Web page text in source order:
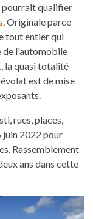
pourrait qualifier
. Originale parce
tout entier qui
de l'automobile
la quasi totalité
est de mise
rues, places,
juin 2022 pour
Rassemblement
ans dans cette